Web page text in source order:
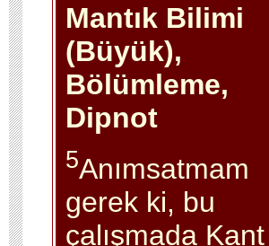
Mantık Bilimi
(Büyük),
Bölümleme,
Dipnot
5Anımsatmam
gerek ki, bu
çalışmada Kant